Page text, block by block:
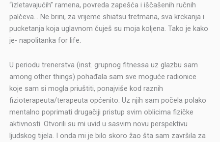
“izletavajućih” ramena, povreda zapešća i iščašenih ručnih
palčeva… Ne brini, za vrijeme shiatsu tretmana, sva krckanja i
pucketanja koja uglavnom čuješ su moja koljena. Tako je kako
je- napolitanka for life.
U periodu trenerstva (inst. grupnog fitnessa uz glazbu sam
among other things) pohađala sam sve moguće radionice
koje sam si mogla priuštiti, ponajviše kod raznih
fizioterapeuta/terapeuta općenito. Uz njih sam počela polako
mentalno poprimati drugačiji pristup svim oblicima fizičke
aktivnosti. Otvorili su mi uvid u sasvim novu perspektivu
ljudskog tijela. I onda mi je bilo skoro žao šta sam završila za